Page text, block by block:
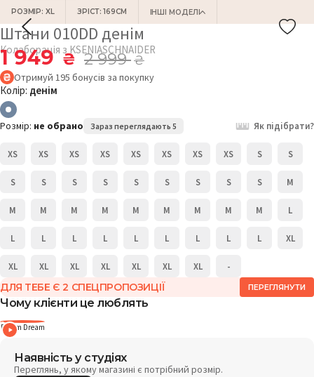
РОЗМІР: XL ЗРІСТ: 169СМ ІНШІ МОДЕЛІ
Штани 010DD денім
Колаборація з KSENIASCHNAIDER
1 949₴ 2 999₴
Отримуй 195 бонусів за покупку
Колір: денім
Розмір: не обрано Зараз переглядають 5 Як підібрати?
XS XS XS XS XS XS XS XS S S
S S S S S S S S S M
M M M M M M M M M L
L L L L L L L L L XL
XL XL XL XL XL XL XL -
ДЛЯ ТЕБЕ Є 2 СПЕЦПРОПОЗИЦІЇ ПЕРЕГЛЯНУТИ
Чому клієнти це люблять
Denim Dream
Наявність у студіях
Переглянь, у якому магазині є потрібний розмір.